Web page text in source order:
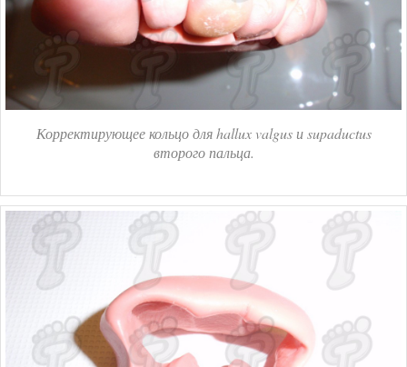
Корректирующее кольцо для hallux valgus и supaductus
второго пальца.